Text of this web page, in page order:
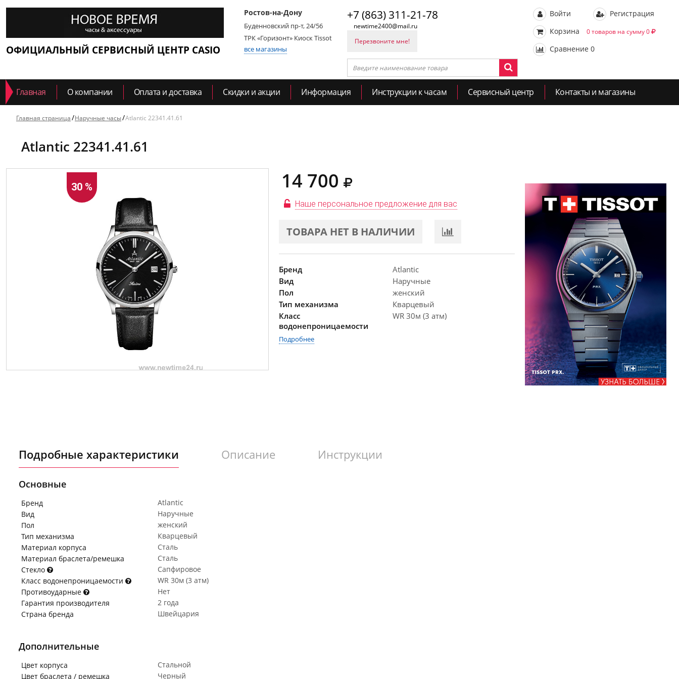
ОФИЦИАЛЬНЫЙ СЕРВИСНЫЙ ЦЕНТР CASIO
Ростов-на-Дону
Буденновский пр-т, 24/56
ТРК «Горизонт» Киоск Tissot
все магазины
+7 (863) 311-21-78
newtime2400@mail.ru
Перезвоните мне!
Войти
Регистрация
Корзина
0 товаров на сумму 0
Сравнение 0
Главная О компании Оплата и доставка Скидки и акции Информация Инструкции к часам Сервисный центр Контакты и магазины
Главная страница Наручные часы Atlantic 22341.41.61
Atlantic 22341.41.61
30 % 14 700
Наше персональное предложение для вас
ТОВАРА НЕТ В НАЛИЧИИ
Бренд
Atlantic
Вид
Наручные
Пол
женский
Тип механизма
Кварцевый
Класс
водонепроницаемости
WR 30м (3 атм)
Подробнее
Подробные характеристики Описание Инструкции
Основные
Бренд
Atlantic
Вид
Наручные
Пол
женский
Тип механизма
Кварцевый
Материал корпуса
Сталь
Материал браслета/ремешка
Сталь
Стекло
Сапфировое
Класс водонепроницаемости
WR 30м (3 атм)
Противоударные
Нет
Гарантия производителя
2 года
Страна бренда
Швейцария
Дополнительные
Цвет корпуса
Стальной
Цвет браслета / ремешка
Черный